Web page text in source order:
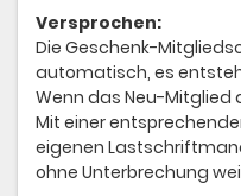
Versprochen:
Die Geschenk-
automatisch, es
Wenn das Neu-
Mit einer
eigenen
ohne Unterbrechung